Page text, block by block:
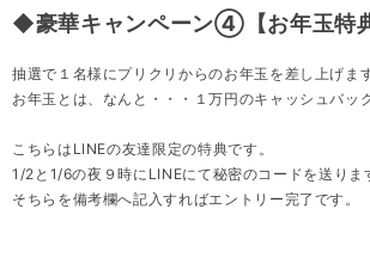
◆豪華キャンペーン④【お年玉特典
抽選で１名様にプリクリからのお年玉を差し上げま
お年玉とは、なんと・・・１万円のキャッシュバッ
こちらはLINEの友達限定の特典です。
1/2と1/6の夜９時にLINEにて秘密のコードを送りま
そちらを備考欄へ記入すればエントリー完了です。